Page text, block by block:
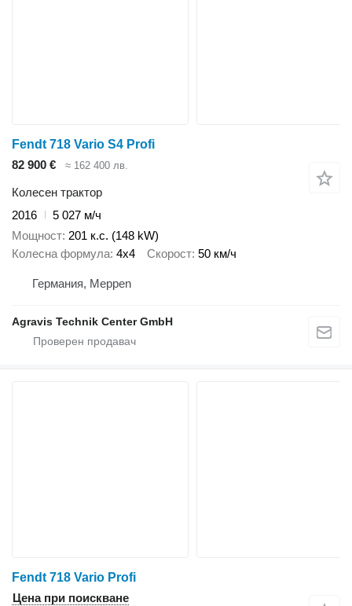
Fendt 718 Vario S4 Profi
82 900 €
≈ 162 400 лв.
Колесен трактор
2016
5 027 м/ч
Мощност 201 к.с. (148 kW)
Колесна формула 4x4 Скорост 50 км/ч
Германия, Meppen
Agravis Technik Center GmbH
Fendt 718 Vario Profi
Цена при поискване